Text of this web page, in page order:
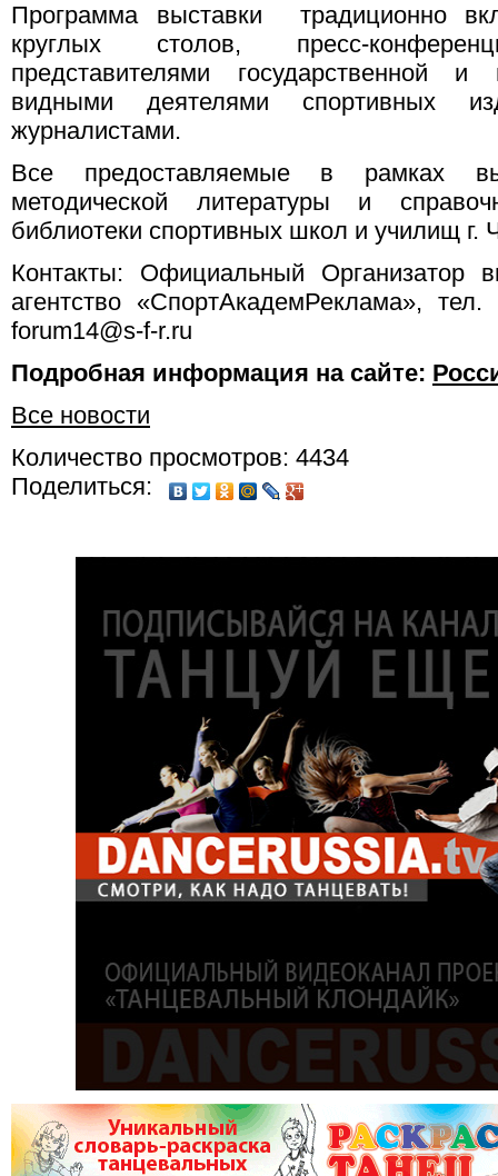
Программа выставки традиционно
круглых столов, пресс-
представителями государственной
видными деятелями спортивных
журналистами.
Все предоставляемые в рамках
методической литературы и
библиотеки спортивных школ и училищ г.
Контакты: Официальный Организатор
агентство «СпортАкадемРеклама»,
forum14@s-f-r.ru
Подробная информация на сайте:
Все новости
Количество просмотров: 4434
Поделиться: